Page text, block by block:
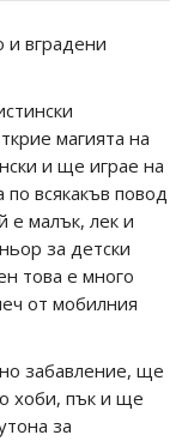
и вградени
магията на
и ще играе на
всякакъв повод
е малък, лек и
за детски
това е много
от мобилния
забавление, ще
хоби, пък и ще
за